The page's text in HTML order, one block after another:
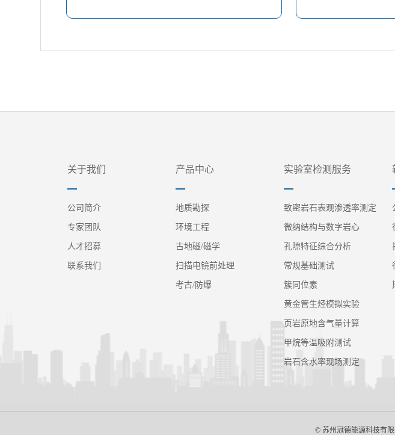
关于我们
公司简介
专家团队
人才招募
联系我们
产品中心
地质勘探
环境工程
古地磁/磁学
扫描电镜前处理
考古/防爆
实验室检测服务
致密岩石表观渗透率测定
微纳结构与数字岩心
孔隙特征综合分析
常规基础测试
簇同位素
黄金管生烃模拟实验
页岩原地含气量计算
甲烷等温吸附测试
岩石含水率现场测定
© 苏州冠德能源科技有限